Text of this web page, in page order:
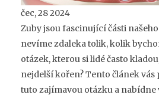
čec, 28 2024
Zuby jsou fascinující části
nevíme zdaleka tolik, kolik
otázek, kterou si lidé často
nejdelší kořen? Tento článek
tuto zajímavou otázku a nabídne